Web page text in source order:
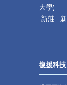
大學)
新莊 :
復援科